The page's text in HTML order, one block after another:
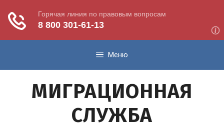
содержимому
Меню
МИГРАЦИОННАЯ
СЛУЖБА